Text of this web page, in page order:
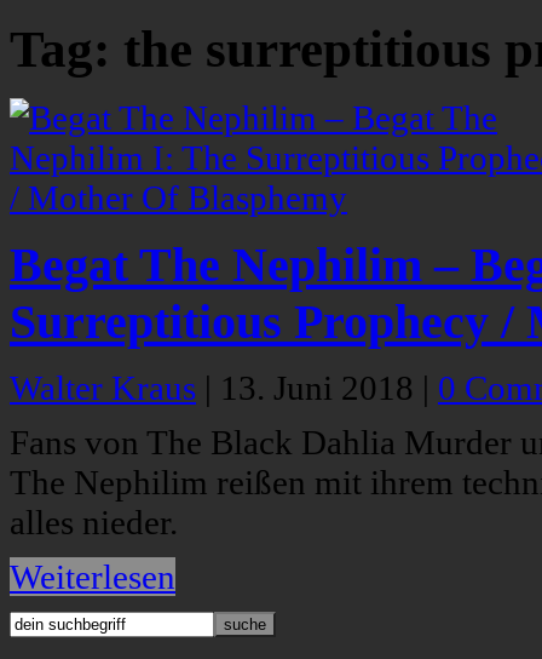
Tag: the surreptitious
Begat The Nephilim –
Surreptitious Prophecy /
Walter Kraus | 13. Juni 2018 | 0
Fans von The Black Dahlia Murder
The Nephilim reißen mit ihrem
alles nieder.
Weiterlesen